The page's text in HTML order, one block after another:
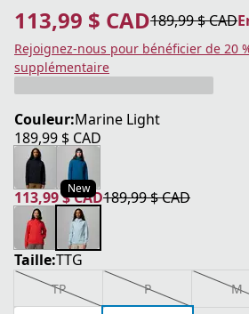
113,99 $ CAD
prix actuel 113,99 $ CAD189,99 $ CAD
prix original 189,99 $ CAD
Enregistrer 40 %
Rejoignez-nous pour bénéficier de 20
supplémentaire
Couleur:Marine Light
189,99 $ CAD
prix actuel 189,99 $ CAD
New
113,99 $ CAD
prix actuel 113,99 $ CAD
189,99 $ CAD
prix original 189,99 $ CAD
Taille:TTG
TP P M